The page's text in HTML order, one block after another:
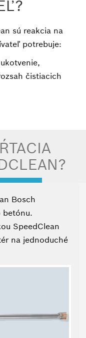
sú reakcia na
potrebuje:
čistiacich
Bosch
betónu.
SpeedClean
na jednoduché